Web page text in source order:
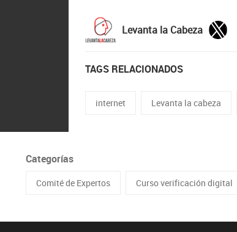
Levanta la Cabeza
TAGS RELACIONADOS
internet Levanta la cabeza
Categorías
Comité de Expertos Curso verificación digital